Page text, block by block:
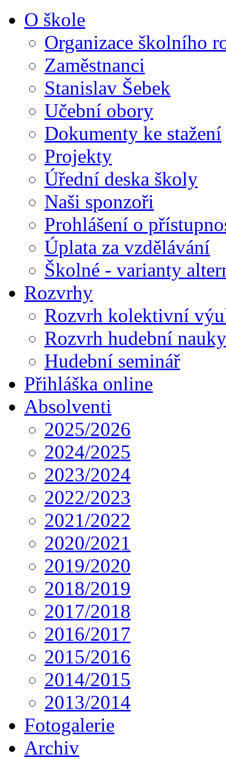
O škole
Organizace školního
Zaměstnanci
Stanislav Šebek
Učební obory
Dokumenty ke stažení
Projekty
Úřední deska školy
Naši sponzoři
Prohlášení o
Úplata za vzdělávání
Školné - varianty
Rozvrhy
Rozvrh kolektivní
Rozvrh hudební
Hudební seminář
Přihláška online
Absolventi
2025/2026
2024/2025
2023/2024
2022/2023
2021/2022
2020/2021
2019/2020
2018/2019
2017/2018
2016/2017
2015/2016
2014/2015
2013/2014
Fotogalerie
Archiv